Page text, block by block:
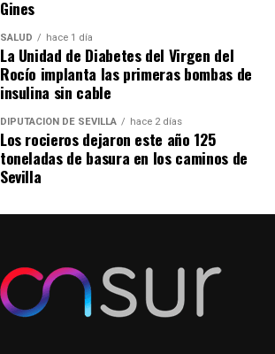
Gines
SALUD hace 1 día
La Unidad de Diabetes del Virgen del
Rocío implanta las primeras bombas de
insulina sin cable
DIPUTACIÓN DE SEVILLA hace 2 días
Los rocieros dejaron este año 125
toneladas de basura en los caminos de
Sevilla